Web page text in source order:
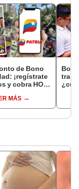
de Bono
¡regístrate
y cobra HOY
MÁS